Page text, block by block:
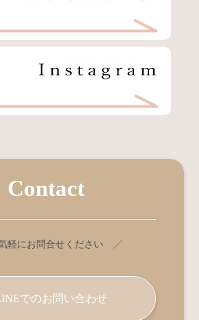
Contact
にお問合せください ╱
でのお問い合わせ